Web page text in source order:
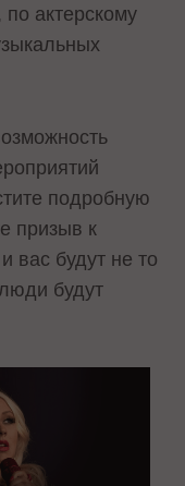
актерскому
подробную
призыв к
вас будут не то
будут